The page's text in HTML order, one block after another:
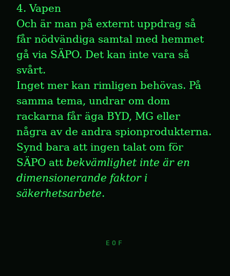
4. Vapen
Och är man på externt uppdrag så
får nödvändiga samtal med hemmet
gå via SÄPO. Det kan inte vara så
svårt.
Inget mer kan rimligen behövas. På
samma tema, undrar om dom
rackarna får äga BYD, MG eller
Synd bara att ingen talat om för
SÄPO att bekvämlighet inte är en
dimensionerande faktor i
säkerhetsarbete.